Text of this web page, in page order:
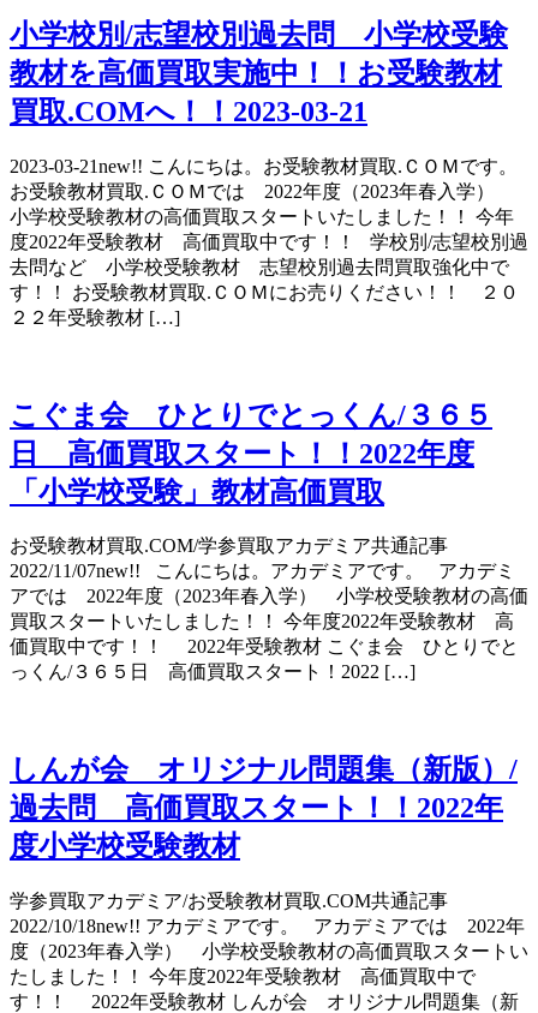
小学校別/志望校別過去問 小学校受験
教材を高価買取実施中！！お受験教材
買取.COMへ！！2023-03-21
2023-03-21new!! こんにちは。お受験教材買取.ＣＯＭです。
お受験教材買取.ＣＯＭでは 2022年度（2023年春入学）
小学校受験教材の高価買取スタートいたしました！！ 今年
度2022年受験教材 高価買取中です！！ 学校別/志望校別過
去問など 小学校受験教材 志望校別過去問買取強化中で
す！！ お受験教材買取.ＣＯＭにお売りください！！ ２０
２２年受験教材 […]
こぐま会 ひとりでとっくん/３６５
日 高価買取スタート！！2022年度
「小学校受験」教材高価買取
お受験教材買取.COM/学参買取アカデミア共通記事
2022/11/07new!! こんにちは。アカデミアです。 アカデミ
アでは 2022年度（2023年春入学） 小学校受験教材の高価
買取スタートいたしました！！ 今年度2022年受験教材 高
価買取中です！！ 2022年受験教材 こぐま会 ひとりでと
っくん/３６５日 高価買取スタート！2022 […]
しんが会 オリジナル問題集（新版）/
過去問 高価買取スタート！！2022年
度小学校受験教材
学参買取アカデミア/お受験教材買取.COM共通記事
2022/10/18new!! アカデミアです。 アカデミアでは 2022年
度（2023年春入学） 小学校受験教材の高価買取スタートい
たしました！！ 今年度2022年受験教材 高価買取中で
す！！ 2022年受験教材 しんが会 オリジナル問題集（新